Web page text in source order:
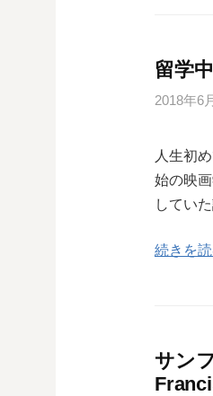
留学
2018年6
人生初
始の映
してい
続きを
サン